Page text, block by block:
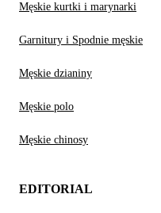
Męskie kurtki i marynarki
Garnitury i Spodnie męskie
Męskie dzianiny
Męskie polo
Męskie chinosy
EDITORIAL